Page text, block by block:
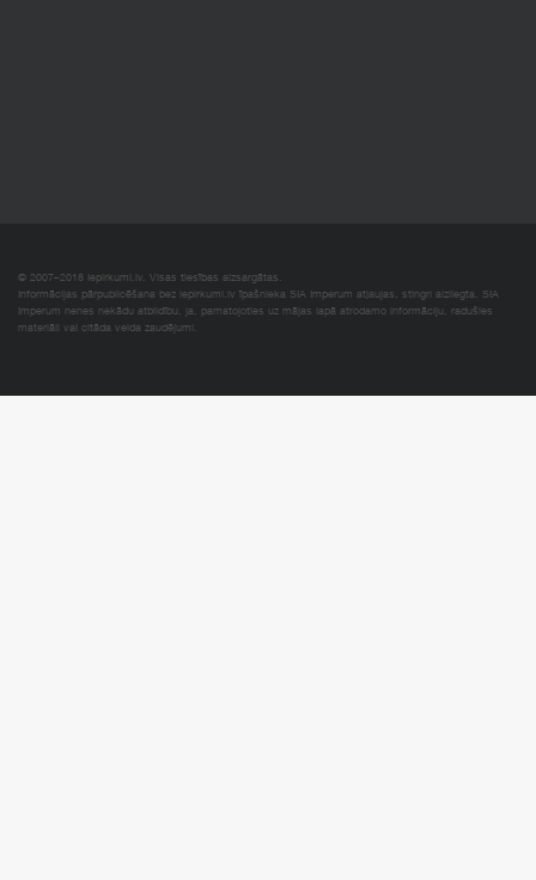
© 2007–2018 Iepirkumi.lv. Visas tiesības aizsargātas.
Informācijas pārpublicēšana bez iepirkumi.lv īpašnieka SIA Imperum atļaujas, stingri aizliegta. SIA
Imperum nenes nekādu atbildību, ja, pamatojoties uz mājas lapā atrodamo informāciju, radušies
materiāli vai citāda veida zaudējumi.